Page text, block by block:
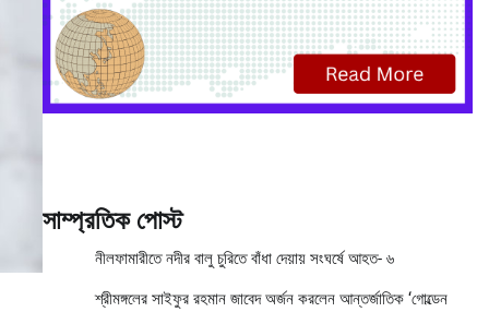
সাম্প্রতিক পোস্ট
নীলফামারীতে নদীর বালু চুরিতে বাঁধা দেয়ায় সংঘর্ষে আহত- ৬
শ্রীমঙ্গলের সাইফুর রহমান জাবেদ অর্জন করলেন আন্তর্জাতিক ‘গোল্ডেন